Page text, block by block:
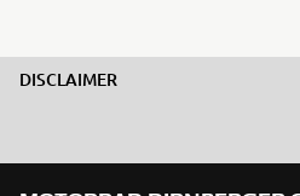
DISCLAIMER